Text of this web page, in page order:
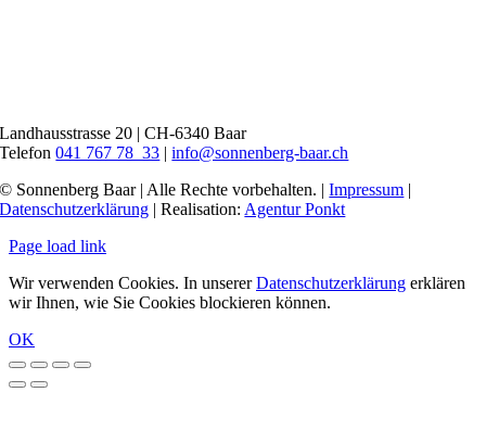
Landhausstrasse 20 | CH-6340 Baar
Telefon041 767 78 33 |info@sonnenberg-baar.ch
© Sonnenberg Baar | Alle Rechte vorbehalten. |Impressum |
Datenschutzerklärung | Realisation: Agentur Ponkt
Page load link
Wir verwenden Cookies. In unsererDatenschutzerklärung erklären
wir Ihnen, wie Sie Cookies blockieren können.
OK